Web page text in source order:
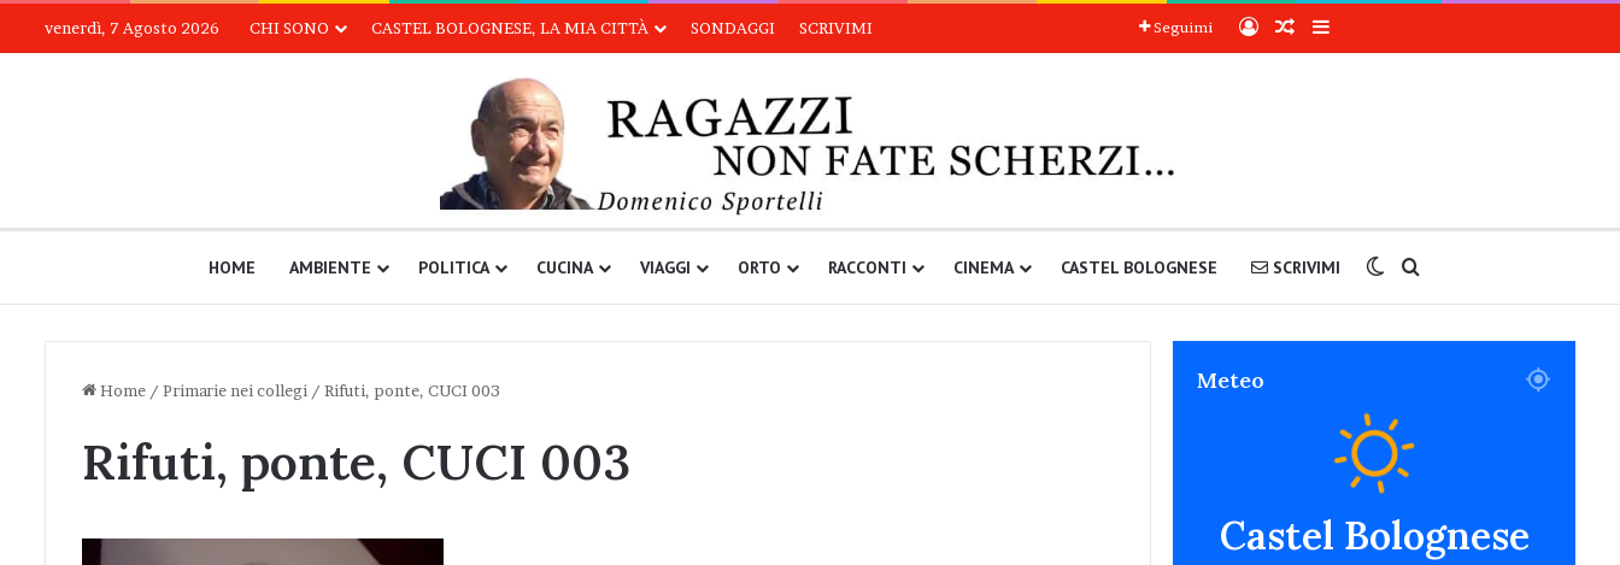
venerdì, 7 Agosto 2026 CHI SONO CASTEL BOLOGNESE, LA MIA CITTÀ SONDAGGI SCRIVIMI Seguimi AccediArticoli a sorpresa
Barra laterale
HOME AMBIENTE POLITICA CUCINA VIAGGI ORTO RACCONTI CINEMA CASTEL BOLOGNESE SCRIVIMI Cambia aspetto
Home / Primarie nei collegi / Rifuti, ponte, CUCI 003
Rifuti, ponte, CUCI 003
Meteo
Castel Bolognese